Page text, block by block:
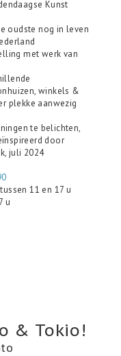
Kunst
oudste nog in leven
met werk van
winkels &
plekke aanwezig
te belichten,
door
juli 2024
11 en 17 u
u
& Tokio!